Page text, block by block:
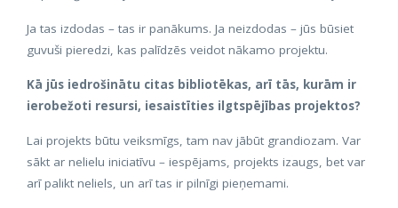
Ja tas izdodas – tas ir panākums. Ja neizdodas – jūs būsiet
guvuši pieredzi, kas palīdzēs veidot nākamo projektu.
Kā jūs iedrošinātu citas bibliotēkas, arī tās, kurām ir
ierobežoti resursi, iesaistīties ilgtspējības projektos?
Lai projekts būtu veiksmīgs, tam nav jābūt grandiozam. Var
sākt ar nelielu iniciatīvu – iespējams, projekts izaugs, bet var
arī palikt neliels, un arī tas ir pilnīgi pieņemami.